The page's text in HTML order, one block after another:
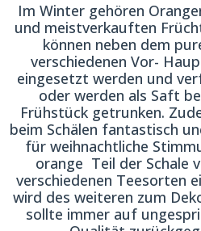
Im Winter gehören
und meistverkauften
können neben dem
verschiedenen Vor-
eingesetzt werden und
oder werden als Saft
Frühstück getrunken.
beim Schälen fantastisch
für weihnachtliche
orange Teil der Schale
verschiedenen Teesorten
wird des weiteren zum
sollte immer auf